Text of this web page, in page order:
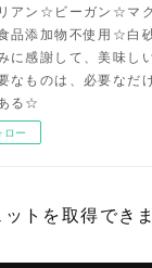
アン☆ビーガン☆マ
品添加物不使用☆白
に感謝して、美味し
なものは、必要なだ
る☆
ロー
トを取得でき